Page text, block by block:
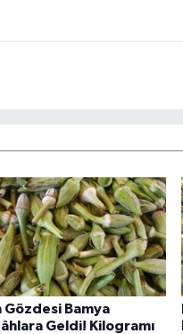
Gözdesi Bamya
Geldi! Kilogramı